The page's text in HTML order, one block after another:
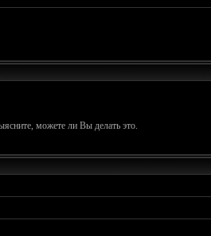
можете ли Вы делать это.